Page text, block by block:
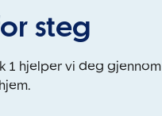
steg
1 hjelper vi deg gjennom